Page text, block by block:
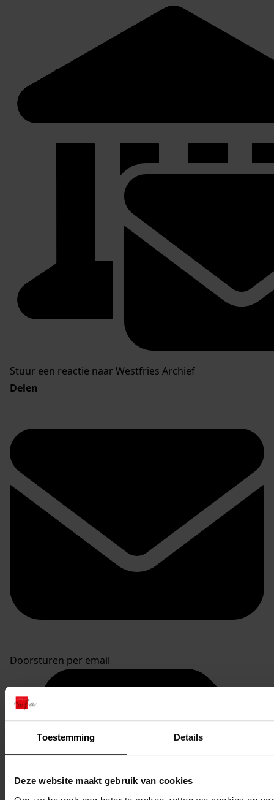
Toestemming Details
Deze website maakt gebruik van cookies
Stuur een reactie naar Westfries Archief
Delen
Doorsturen per email